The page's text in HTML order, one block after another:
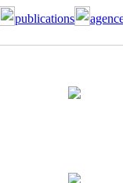
publications